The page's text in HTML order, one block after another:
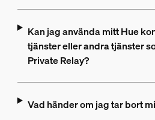
Kan jag använda mitt Hue
tjänster eller andra tjänster
Private Relay?
Vad händer om jag tar bort